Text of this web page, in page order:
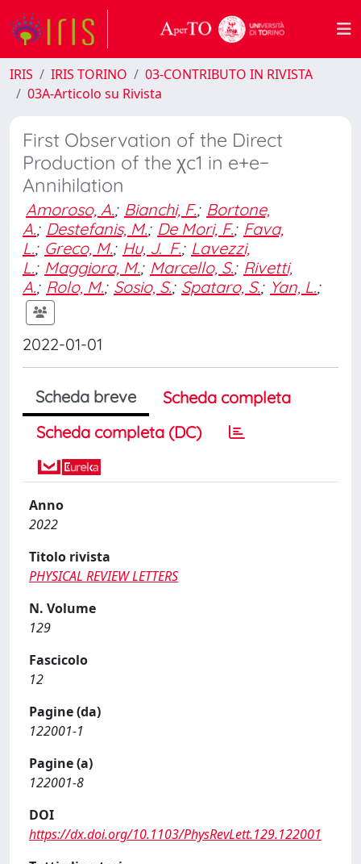
IRIS IRIS TORINO
03-CONTRIBUTO IN RIVISTA
03A-Articolo su Rivista
First Observation of the Direct
Production of the χc1 in e+e−
Annihilation
Amoroso, A.; Bianchi, F.; Bortone,
A.; Destefanis, M.; De Mori, F.; Fava,
L.; Greco, M.; Hu, J. F.; Lavezzi,
L.; Maggiora, M.; Marcello, S.; Rivetti,
A.; Rolo, M.; Sosio, S.; Spataro, S.; Yan, L.;
2022-01-01
Scheda breve
Scheda completa
Scheda completa (DC)
Anno
2022
Titolo rivista
PHYSICAL REVIEW LETTERS
N. Volume
129
Fascicolo
12
Pagine (da)
122001-1
Pagine (a)
122001-8
DOI
https://dx.doi.org/10.1103/PhysRevLett.129.122001